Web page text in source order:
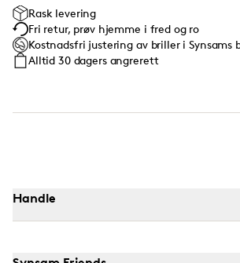
Rask levering
Fri retur, prøv hjemme i fred og ro
Kostnadsfri justering av briller i Synsams
Alltid 30 dagers angrerett
Handle